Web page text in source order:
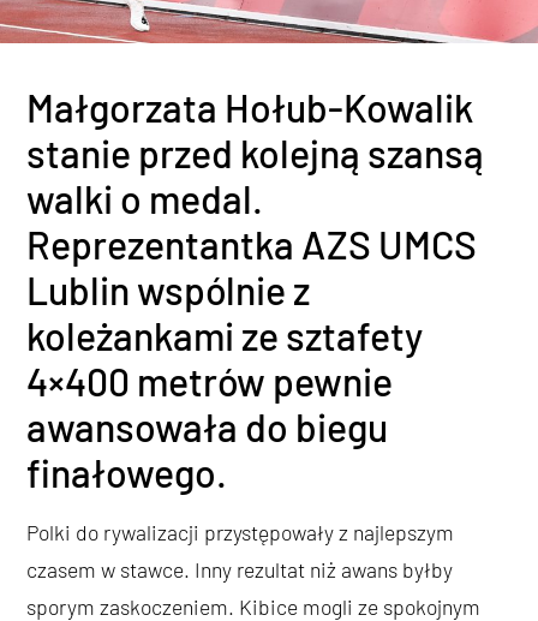
Małgorzata Hołub-Kowalik
stanie przed kolejną szansą
walki o medal.
Reprezentantka AZS UMCS
Lublin wspólnie z
koleżankami ze sztafety
4×400 metrów pewnie
awansowała do biegu
finałowego.
Polki do rywalizacji przystępowały z najlepszym
czasem w stawce. Inny rezultat niż awans byłby
sporym zaskoczeniem. Kibice mogli ze spokojnym